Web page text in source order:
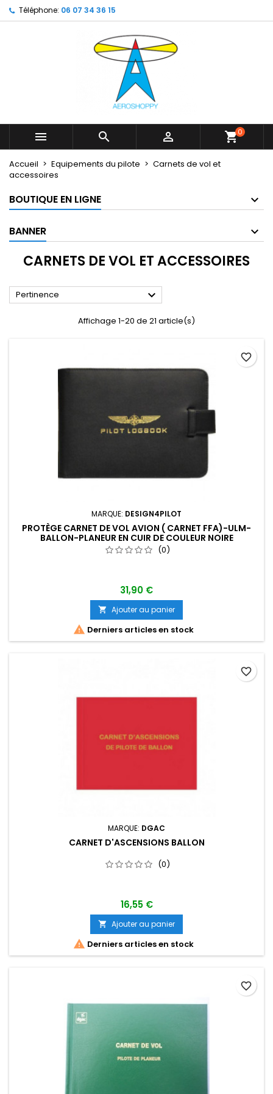
Téléphone: 06 07 34 36 15
   shopping_cart0
Accueil Equipements du pilote
Carnets de vol et
accessoires
BOUTIQUE EN LIGNE
BANNER
CARNETS DE VOL ET ACCESSOIRES
Pertinence 
Affichage 1-20 de 21 article(s)
MARQUE: DESIGN4PILOT
PROTÈGE CARNET DE VOL AVION ( CARNET FFA)-ULM-
BALLON-PLANEUR EN CUIR DE COULEUR NOIRE
(0)
31,90 €
 Ajouter au panier
 Derniers articles en stock
favorite_border
MARQUE: DGAC
CARNET D'ASCENSIONS BALLON
(0)
16,55 €
 Ajouter au panier
 Derniers articles en stock
favorite_border
favorite_border
My wishlists ×
Create new list
((modalTitle)) ×
((confirmMessage))
((cancelText))
Créer une liste d'envies ×
Nom de la liste d'envies
Connexion ×
Vous devez être connecté pour ajouter des produits
Annuler